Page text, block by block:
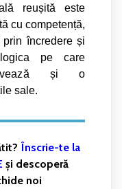
ă reușită este
ă cu competență,
prin încredereși
pe care
ă și o
ile sale.
Înscrie-te la
și descoperă
noi